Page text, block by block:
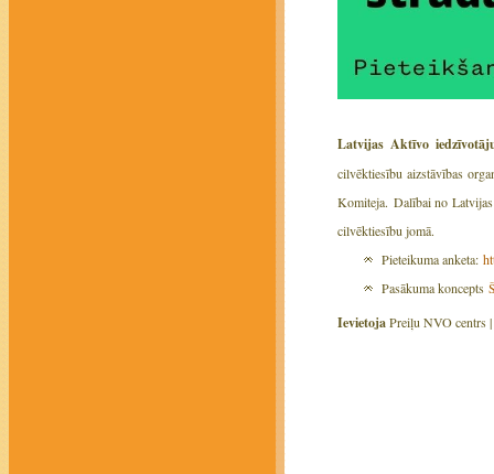
Latvijas Aktīvo
cilvēktiesību aizstāvības
Komiteja. Dalībai no Latvijas
cilvēktiesību jomā.
Pieteikuma anketa:
Pasākuma koncepts
IevietojaPreiļu NVO centrs |